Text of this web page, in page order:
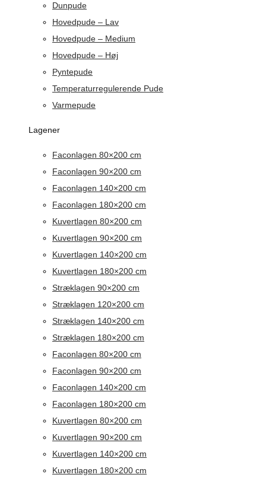
Dunpude
Hovedpude – Lav
Hovedpude – Medium
Hovedpude – Høj
Pyntepude
Temperaturregulerende Pude
Varmepude
Lagener
Faconlagen 80×200 cm
Faconlagen 90×200 cm
Faconlagen 140×200 cm
Faconlagen 180×200 cm
Kuvertlagen 80×200 cm
Kuvertlagen 90×200 cm
Kuvertlagen 140×200 cm
Kuvertlagen 180×200 cm
Stræklagen 90×200 cm
Stræklagen 120×200 cm
Stræklagen 140×200 cm
Stræklagen 180×200 cm
Faconlagen 80×200 cm
Faconlagen 90×200 cm
Faconlagen 140×200 cm
Faconlagen 180×200 cm
Kuvertlagen 80×200 cm
Kuvertlagen 90×200 cm
Kuvertlagen 140×200 cm
Kuvertlagen 180×200 cm